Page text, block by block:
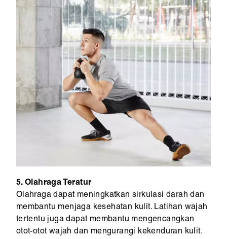
5. Olahraga Teratur
Olahraga dapat meningkatkan sirkulasi darah dan
membantu menjaga kesehatan kulit. Latihan wajah
tertentu juga dapat membantu mengencangkan
otot-otot wajah dan mengurangi kekenduran kulit.